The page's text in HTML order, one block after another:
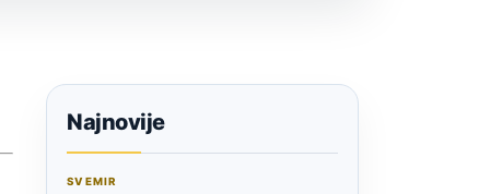
Najnovije
SVEMIR